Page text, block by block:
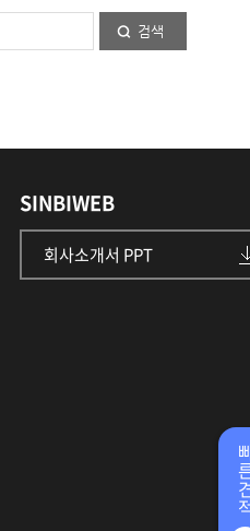
검색
SINBIWEB
회사소개서 PPT